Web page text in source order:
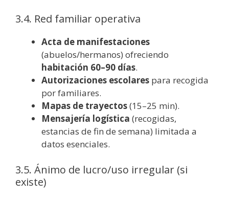
3.4. Red familiar operativa
Acta de manifestaciones
(abuelos/hermanos) ofreciendo
habitación 60–90 días.
Autorizaciones escolares para recogida
por familiares.
Mapas de trayectos(15–25 min).
Mensajería logística (recogidas,
estancias de fin de semana) limitada a
datos esenciales.
3.5. Ánimo de lucro/uso irregular (si
existe)